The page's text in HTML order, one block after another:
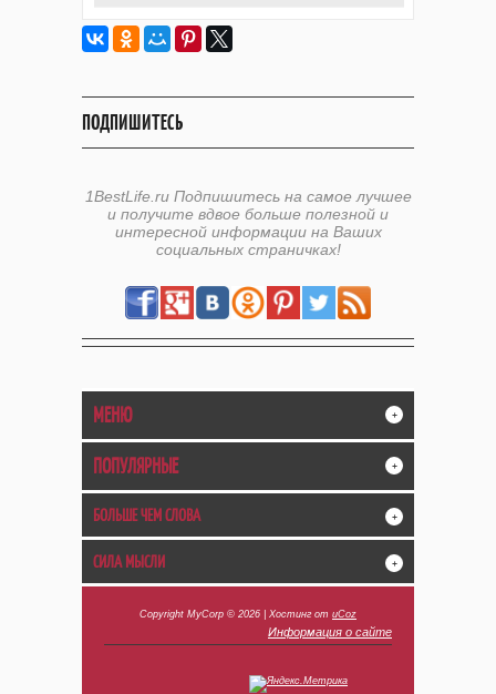
ПОДПИШИТЕСЬ
1BestLife.ru Подпишитесь на самое лучшее
и получите вдвое больше полезной и
интересной информации на Ваших
социальных страничках!
МЕНЮ +
ПОПУЛЯРНЫЕ +
БОЛЬШЕ ЧЕМ СЛОВА +
СИЛА МЫСЛИ +
Copyright MyCorp © 2026 Хостинг от uCoz
Информация о сайте